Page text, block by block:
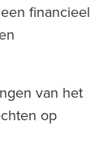
financieel
van het
op